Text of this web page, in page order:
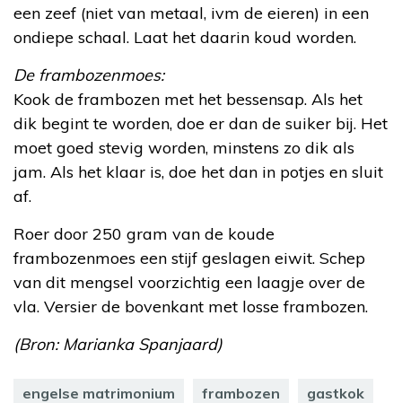
een zeef (niet van metaal, ivm de eieren) in een
ondiepe schaal. Laat het daarin koud worden.
De frambozenmoes:
Kook de frambozen met het bessensap. Als het
dik begint te worden, doe er dan de suiker bij. Het
moet goed stevig worden, minstens zo dik als
jam. Als het klaar is, doe het dan in potjes en sluit
af.
Roer door 250 gram van de koude
frambozenmoes een stijf geslagen eiwit. Schep
van dit mengsel voorzichtig een laagje over de
vla. Versier de bovenkant met losse frambozen.
(Bron: Marianka Spanjaard)
engelse matrimonium frambozen gastkok